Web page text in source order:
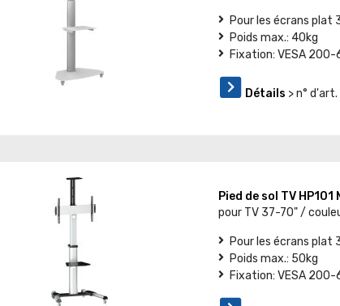
Pour les écrans plat
Poids max.: 40kg
Fixation: VESA
Détails > n°
Pied de sol TV HP101
pour TV 37-70" /
Pour les écrans plat
Poids max.: 50kg
Fixation: VESA